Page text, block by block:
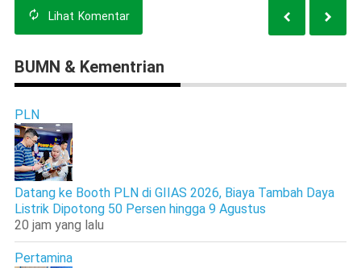
Lihat Komentar
BUMN & Kementrian
PLN
Datang ke Booth PLN di GIIAS 2026, Biaya Tambah Daya
Listrik Dipotong 50 Persen hingga 9 Agustus
20 jam yang lalu
Pertamina